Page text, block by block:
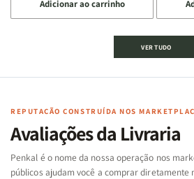
quantidade
de
Cartas
Famílias
Bíblia
-
Penkal
quantidade
de
Jogo
Cartas
Famílias
da
Bíblia
-
Penkal
Adicionar ao carrinho
de
|
de
VER TUDO
REPUTAÇÃO CONSTRUÍDA NOS
Avaliações da Livraria
Penkal é o nome da nossa operação nos
públicos ajudam você a comprar diretamente